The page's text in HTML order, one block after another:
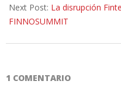
04
Next Post: La disrupción
FINNOSUMMIT
1 COMENTARIO